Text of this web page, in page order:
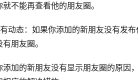
不能再查看他的朋友圈。
动态：如果你添加的新朋友没有发
朋友圈。
添加的新朋友没有显示朋友圈的原因